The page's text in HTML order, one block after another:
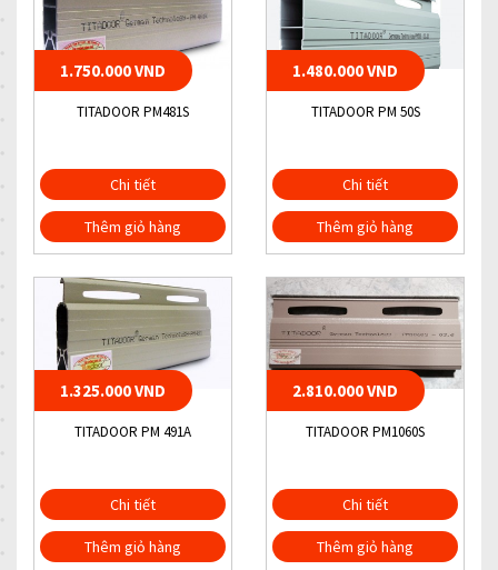
1.750.000 VND
TITADOOR PM481S
Chi tiết
Thêm giỏ hàng
1.480.000 VND
TITADOOR PM 50S
Chi tiết
Thêm giỏ hàng
1.325.000 VND
TITADOOR PM 491A
Chi tiết
Thêm giỏ hàng
2.810.000 VND
TITADOOR PM1060S
Chi tiết
Thêm giỏ hàng